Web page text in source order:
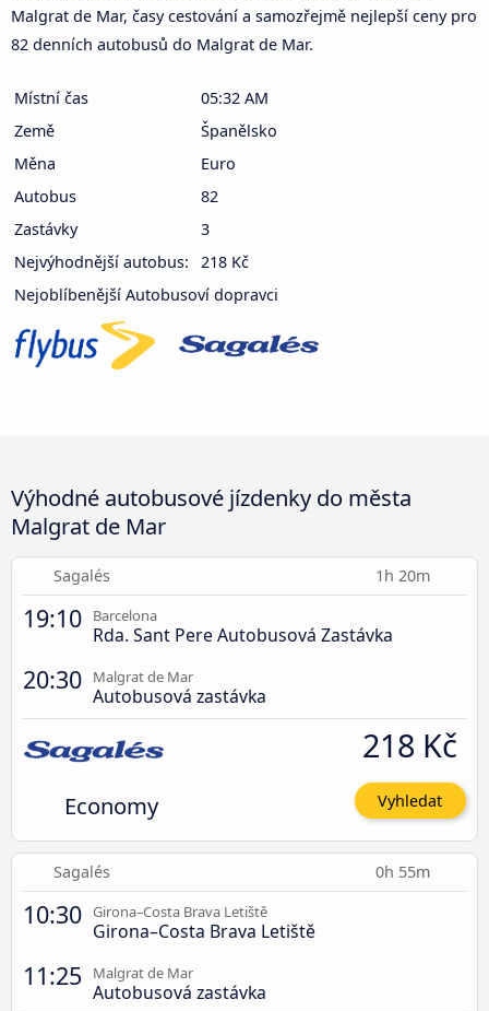
Malgrat de Mar, časy cestování a samozřejmě nejlepší ceny pro
82 denních autobusů do Malgrat de Mar.
Místní čas
05:32 AM
Země
Španělsko
Měna
Euro
Autobus
82
Zastávky
3
Nejvýhodnější autobus:
218 Kč
Nejoblíbenější Autobusoví dopravci
Výhodné autobusové jízdenky do města
Malgrat de Mar
Sagalés 1h 20m
19:10 Barcelona
Rda. Sant Pere Autobusová Zastávka
20:30 Malgrat de Mar
Autobusová zastávka
Economy
218 Kč
Vyhledat
Sagalés 0h 55m
10:30 Girona–Costa Brava Letiště
Girona–Costa Brava Letiště
11:25 Malgrat de Mar
Autobusová zastávka